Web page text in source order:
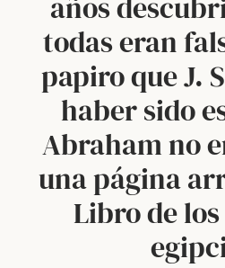
años
todas eran
papiro que J.
haber sido
Abraham no
una página
Libro de